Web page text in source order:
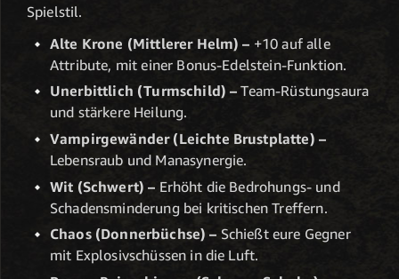
Spielstil.
Alte Krone (Mittlerer Helm) – +10 auf alle
Attribute, mit einer Bonus-Edelstein-Funktion.
Unerbittlich (Turmschild) –Team-Rüstungsaura
und stärkere Heilung.
Vampirgewänder (Leichte Brustplatte) –
Lebensraub und Manasynergie.
Wit (Schwert) – Erhöht die Bedrohungs- und
Schadensminderung bei kritischen Treffern.
Chaos (Donnerbüchse) – Schießt eure Gegner
mit Explosivschüssen in die Luft.